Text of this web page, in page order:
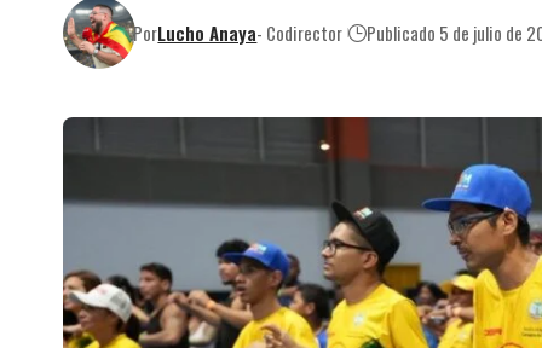
PorLucho Anaya- Codirector Publicado 5 de julio de